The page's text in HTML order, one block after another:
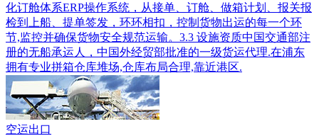
化订舱体系ERP操作系统，从接单、订舱、做箱计划、报关报
检到上船、提单签发，环环相扣，控制货物出运的每一个环
节,监控并确保货物安全规范运输。3.3 设施资质中国交通部注
册的无船承运人，中国外经贸部批准的一级货运代理.在浦东
拥有专业拼箱仓库堆场,仓库布局合理,靠近港区.
空运出口